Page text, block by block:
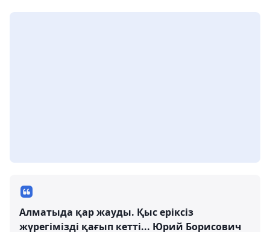
Алматыда қар жауды. Қыс еріксіз
жүрегімізді қағып кетті... Юрий Борисович